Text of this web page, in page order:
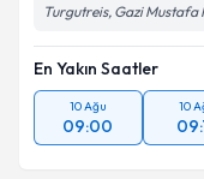
Turgutreis, Gazi Mustafa
En Yakın Saatler
10 Ağu
09:00
10